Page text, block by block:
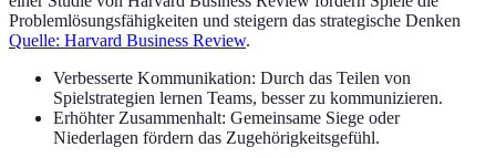
Problemlösungsfähigkeiten und steigern das strategische Denken
Quelle: Harvard Business Review.
Verbesserte Kommunikation: Durch das Teilen von
Spielstrategien lernen Teams, besser zu kommunizieren.
Erhöhter Zusammenhalt: Gemeinsame Siege oder
Niederlagen fördern das Zugehörigkeitsgefühl.